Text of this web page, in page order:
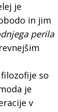
je
in jim
perila
so
je
v